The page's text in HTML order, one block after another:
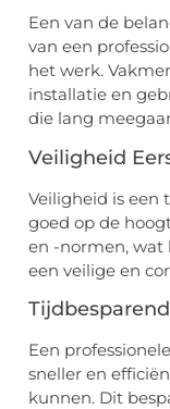
Een van de
van een
het werk.
installatie en
die lang
Veiligheid
Veiligheid is een
goed op de
en -normen,
een veilige en
Een
sneller en
kunnen. Dit